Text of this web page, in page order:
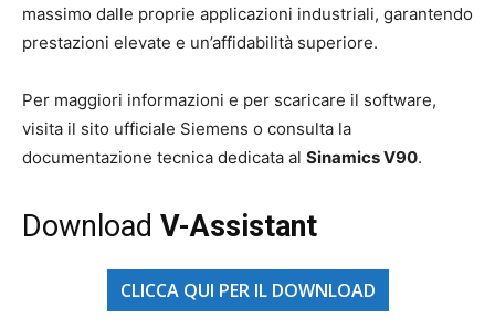
massimo dalle proprie applicazioni industriali, garantendo
prestazioni elevate e un’affidabilità superiore.
Per maggiori informazioni e per scaricare il software,
visita il sito ufficiale Siemens o consulta la
documentazione tecnica dedicata al Sinamics V90.
Download V-Assistant
CLICCA QUI PER IL DOWNLOAD